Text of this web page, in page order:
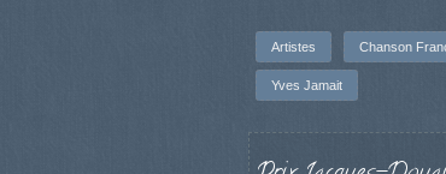
Artistes Chanson
Yves Jamait